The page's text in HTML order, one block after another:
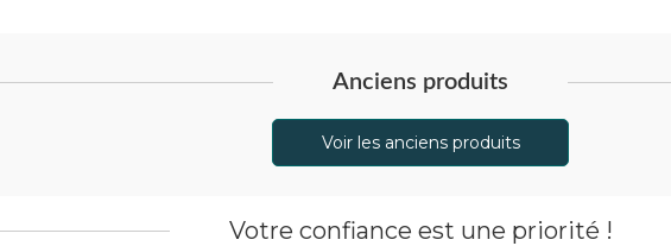
Anciens produits
Voir les anciens produits
Votre confiance est une priorité !